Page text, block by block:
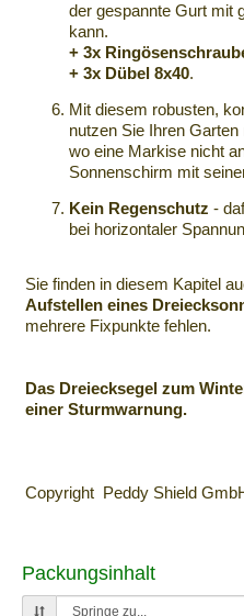
der gespannte Gurt mit
kann.
+ 3x
+ 3x Dübel 8x40.
Mit diesem robusten,
nutzen Sie Ihren
wo eine Markise nicht
Sonnenschirm mit
Kein Regenschutz -
bei horizontaler
Sie finden in diesem Kapitel
Aufstellen eines
mehrere Fixpunkte fehlen.
Das Dreiecksegel zum
einer Sturmwarnung.
Copyright Peddy Shield
Packungsinhalt